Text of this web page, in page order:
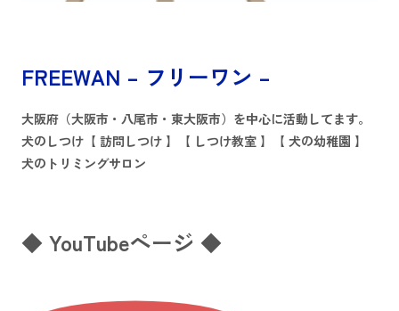
FREEWAN – フリーワン –
大阪府（大阪市・八尾市・東大阪市）を中心に活動してます。
犬のしつけ【 訪問しつけ 】【 しつけ教室 】【 犬の幼稚園 】
犬のトリミングサロン
◆ YouTubeページ ◆